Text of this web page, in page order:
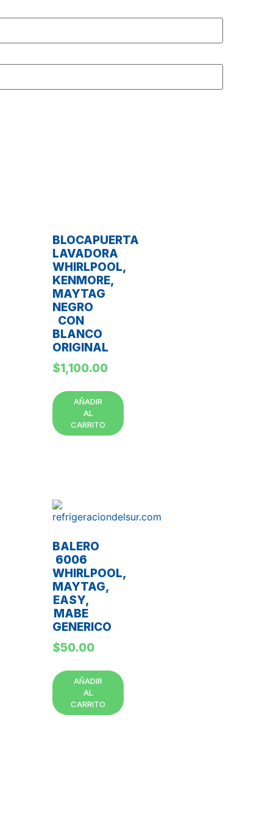
BLOCAPUERTA
LAVADORA
WHIRLPOOL,
KENMORE,
MAYTAG
NEGRO
CON
BLANCO
ORIGINAL
$1,100.00
AÑADIR
AL
CARRITO
BALERO
6006
WHIRLPOOL,
MAYTAG,
EASY,
MABE
GENERICO
$50.00
AÑADIR
AL
CARRITO